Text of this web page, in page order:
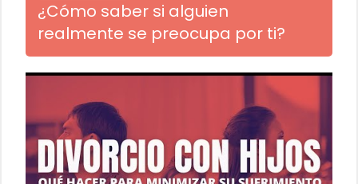
¿Cómo saber si alguien
realmente se preocupa por ti?